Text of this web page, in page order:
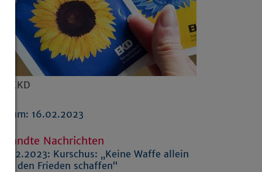
EKD
Datum: 16.02.2023
Nachrichten
23.02.2023: Kurschus: „Keine Waffe allein
wird den Frieden schaffen“